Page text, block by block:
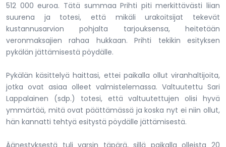
512 000 euroa. Tätä summaa Prihti piti merkittävästi liian
suurena ja totesi, että mikäli urakoitsijat tekevät
kustannusarvion pohjalta tarjouksensa, heitetään
veronmaksajien rahaa hukkaan. Prihti tekikin esityksen
pykälän jättämisestä pöydälle.
Pykälän käsittelyä haittasi, ettei paikalla ollut viranhaltijoita,
jotka ovat asiaa olleet valmistelemassa. Valtuutettu Sari
Lappalainen (sdp.) totesi, että valtuutettujen olisi hyvä
ymmärtää, mitä ovat päättämässä ja koska nyt ei niin ollut,
hän kannatti tehtyä esitystä pöydälle jättämisestä.